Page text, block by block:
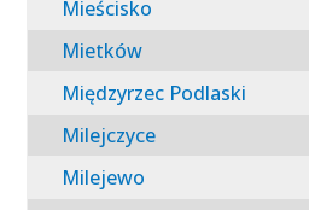
Mieścisko
Mietków
Międzyrzec Podlaski
Milejczyce
Milejewo